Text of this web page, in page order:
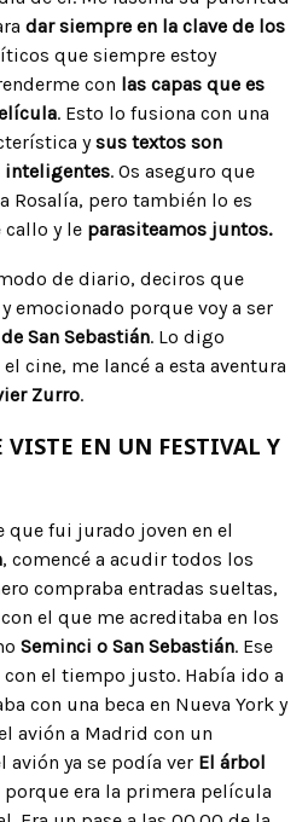
dar siempre en la clave de los
que siempre estoy
con las capas que es
. Esto lo fusiona con una
ysus textos son
inteligentes. Os aseguro que
Rosalía, pero también lo es
callo y le parasiteamos juntos.
de diario, deciros que
emocionado porque voy a ser
San Sebastián. Lo digo
cine, me lancé a esta aventura
Zurro.
EN UN FESTIVAL Y
que fui jurado joven en el
, comencé a acudir todos los
compraba entradas sueltas,
el que me acreditaba en los
Seminci o San Sebastián. Ese
el tiempo justo. Había ido a
con una beca en Nueva York y
avión a Madrid con un
avión ya se podía ver El árbol
porque era la primera película